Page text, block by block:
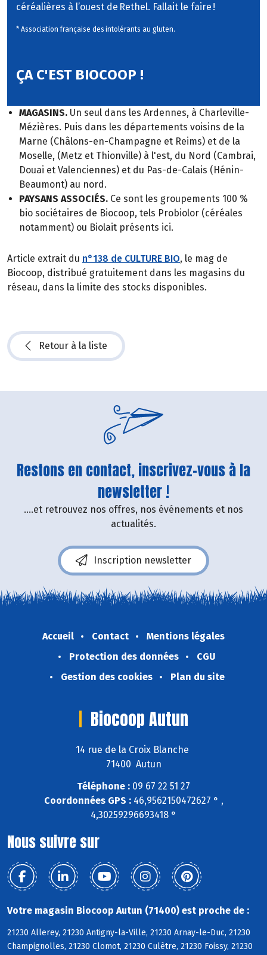
céréalières à l’ouest de Rethel. Fallait le faire !
* Association française des intolérants au gluten.
ÇA C'EST BIOCOOP !
MAGASINS. Un seul dans les Ardennes, à Charleville-
Mézières. Puis dans les départements voisins de la
Marne (Châlons-en-Champagne et Reims) et de la
Moselle, (Metz et Thionville) à l'est, du Nord (Cambrai,
Douai et Valenciennes) et du Pas-de-Calais (Hénin-
Beaumont) au nord.
PAYSANS ASSOCIÉS. Ce sont les groupements 100 %
bio sociétaires de Biocoop, tels Probiolor (céréales
notamment) ou Biolait présents ici.
Article extrait du n°138 de CULTURE BIO, le mag de
Biocoop, distribué gratuitement dans les magasins du
réseau, dans la limite des stocks disponibles.
Retour à la liste
Restons en contact, inscrivez-vous à la
newsletter !
....et retrouvez nos offres, nos événements et nos
actualités.
Inscription newsletter
Accueil Contact
Mentions légales
Protection des données
CGU
Gestion des cookies
Plan du site
Biocoop Autun
14 rue de la Croix Blanche
71400 Autun
Téléphone : 09 67 22 51 27
Coordonnées GPS :46,9562150472627 ° ,
4,30259296693418 °
Nous suivre sur
Votre magasin Biocoop Autun (71400) est proche de :
21230 Allerey, 21230 Antigny-la-Ville, 21230 Arnay-le-Duc, 21230
Champignolles, 21230 Clomot, 21230 Culètre, 21230 Foissy, 21230